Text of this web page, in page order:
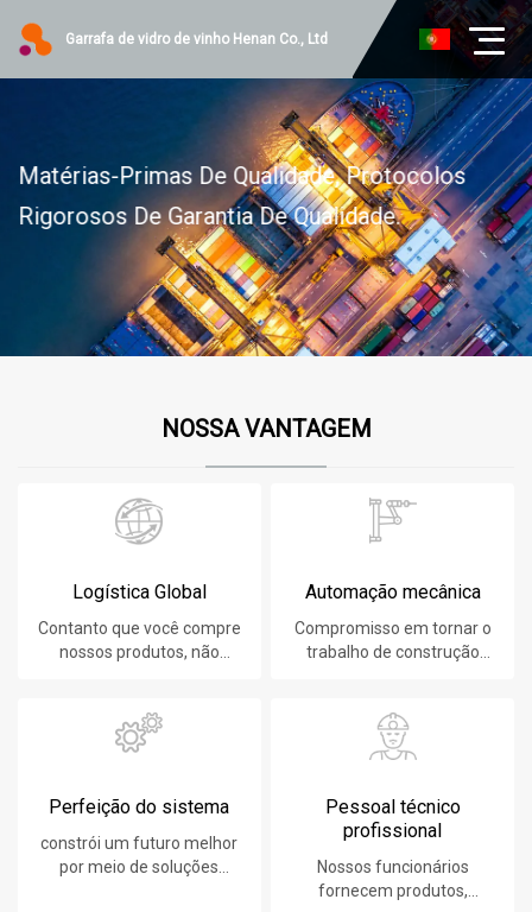
Garrafa de vidro de vinho Henan Co., Ltd
Matérias-Primas De Qualidade, Protocolos
Rigorosos De Garantia De Qualidade.
NOSSA VANTAGEM
Logística Global
Contanto que você compre
nossos produtos, não
serviço de logística.
Automação mecânica
Compromisso em tornar o
trabalho de construção
Perfeição do sistema
constrói um futuro melhor
por meio de soluções
Pessoal técnico
profissional
Nossos funcionários
fornecem produtos,